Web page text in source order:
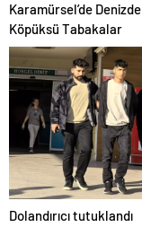
Karamürsel’de Denizde
Köpüksü Tabakalar
Dolandırıcı tutuklandı